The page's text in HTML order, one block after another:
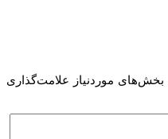
بخش‌های موردنیاز علامت‌گذاری